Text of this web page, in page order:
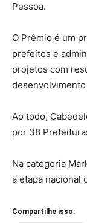
Pessoa.
O Prêmio é um
prefeitos e
projetos com
Ao todo,
por 38
Na categoria
a etapa nacional
Compartilhe isso: